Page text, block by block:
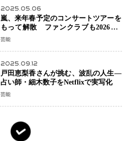
2025.05.06
嵐、来年春予定のコンサートツアーを
もって解散 ファンクラブも2026年5
月末で活動終了
芸能
2025.09.12
戸田恵梨香さんが挑む、波乱の人生―
占い師・細木数子をNetflixで実写化
芸能